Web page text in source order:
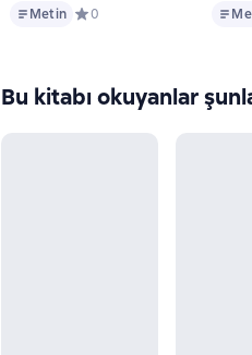
MetinMetin Средний рейтинг 0 на
0 Metin
Bu kitabı okuyanlar